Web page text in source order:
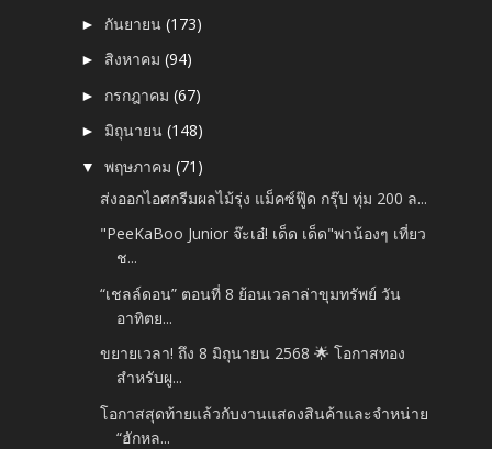
► กันยายน(173)
► สิงหาคม(94)
► กรกฎาคม(67)
► มิถุนายน(148)
▼พฤษภาคม(71)
ส่งออกไอศกรีมผลไม้รุ่ง แม็คซ์ฟู๊ด กรุ๊ป ทุ่ม 200 ล...
"PeeKaBoo Junior จ๊ะเอ๋! เด็ด เด็ด"พาน้องๆ เที่ยว
ช...
“เชลล์ดอน” ตอนที่ 8 ย้อนเวลาล่าขุมทรัพย์ วัน
อาทิตย...
ขยายเวลา! ถึง 8 มิถุนายน 2568 🌟 โอกาสทอง
สำหรับผู...
โอกาสสุดท้ายแล้วกับงานแสดงสินค้าและจำหน่าย
“ฮักหล...